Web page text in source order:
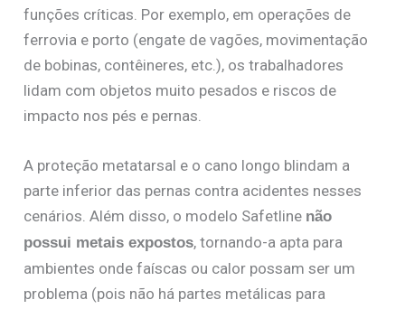
funções críticas. Por exemplo, em operações de
ferrovia e porto (engate de vagões, movimentação
de bobinas, contêineres, etc.), os trabalhadores
lidam com objetos muito pesados e riscos de
impacto nos pés e pernas.
A proteção metatarsal e o cano longo blindam a
parte inferior das pernas contra acidentes nesses
cenários. Além disso, o modelo Safetline não
possui metais expostos, tornando-a apta para
ambientes onde faíscas ou calor possam ser um
problema (pois não há partes metálicas para